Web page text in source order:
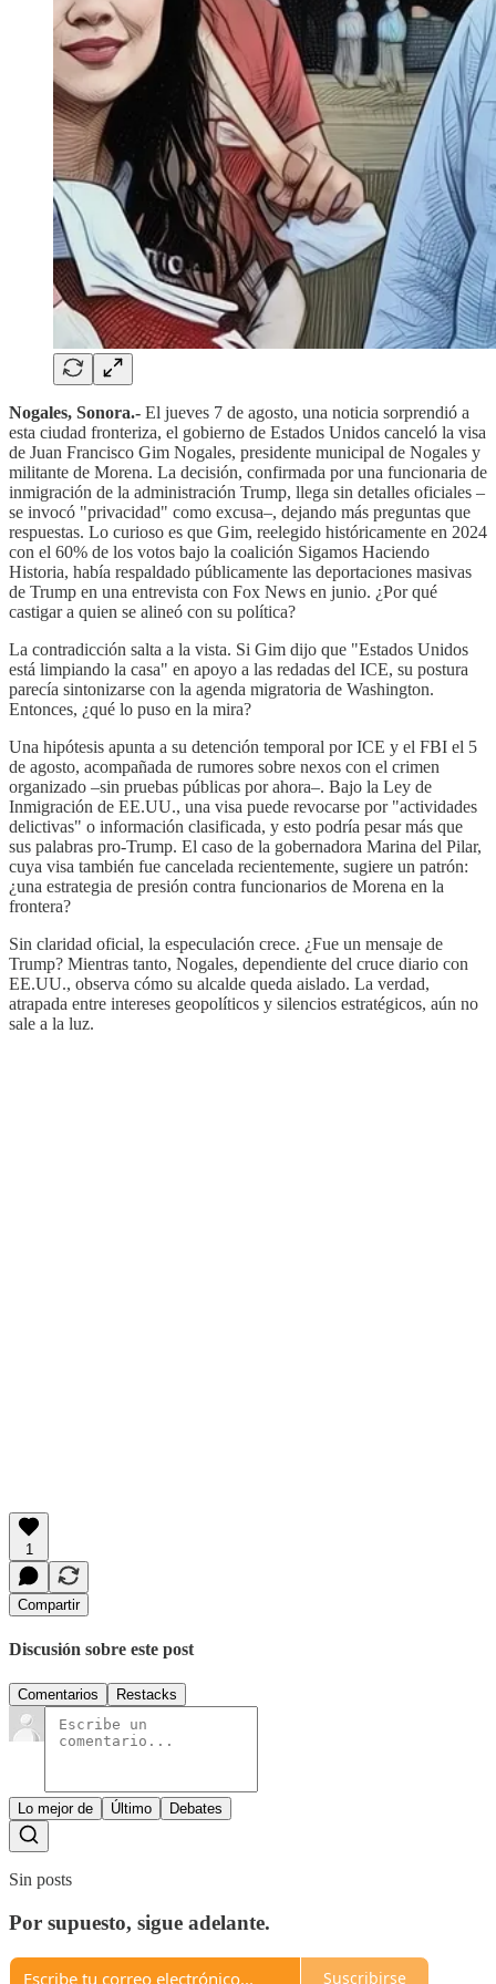
Nogales, Sonora.- El jueves 7 de agosto, una noticia sorprendió a
esta ciudad fronteriza, el gobierno de Estados Unidos canceló la visa
de Juan Francisco Gim Nogales, presidente municipal de Nogales y
militante de Morena. La decisión, confirmada por una funcionaria de
inmigración de la administración Trump, llega sin detalles oficiales –
se invocó "privacidad" como excusa–, dejando más preguntas que
respuestas. Lo curioso es que Gim, reelegido históricamente en 2024
con el 60% de los votos bajo la coalición Sigamos Haciendo
Historia, había respaldado públicamente las deportaciones masivas
de Trump en una entrevista con Fox News en junio. ¿Por qué
castigar a quien se alineó con su política?
La contradicción salta a la vista. Si Gim dijo que "Estados Unidos
está limpiando la casa" en apoyo a las redadas del ICE, su postura
parecía sintonizarse con la agenda migratoria de Washington.
Entonces, ¿qué lo puso en la mira?
Una hipótesis apunta a su detención temporal por ICE y el FBI el 5
de agosto, acompañada de rumores sobre nexos con el crimen
organizado –sin pruebas públicas por ahora–. Bajo la Ley de
Inmigración de EE.UU., una visa puede revocarse por "actividades
delictivas" o información clasificada, y esto podría pesar más que
sus palabras pro-Trump. El caso de la gobernadora Marina del Pilar,
cuya visa también fue cancelada recientemente, sugiere un patrón:
¿una estrategia de presión contra funcionarios de Morena en la
frontera?
Sin claridad oficial, la especulación crece. ¿Fue un mensaje de
Trump? Mientras tanto, Nogales, dependiente del cruce diario con
EE.UU., observa cómo su alcalde queda aislado. La verdad,
atrapada entre intereses geopolíticos y silencios estratégicos, aún no
sale a la luz.
1
Compartir
Discusión sobre este post
Comentarios Restacks
Lo mejor de Último Debates
Sin posts
Por supuesto, sigue adelante.
Suscribirse